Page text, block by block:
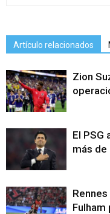
Artículo relacionados
Zion
El PSG
más de
Fulham